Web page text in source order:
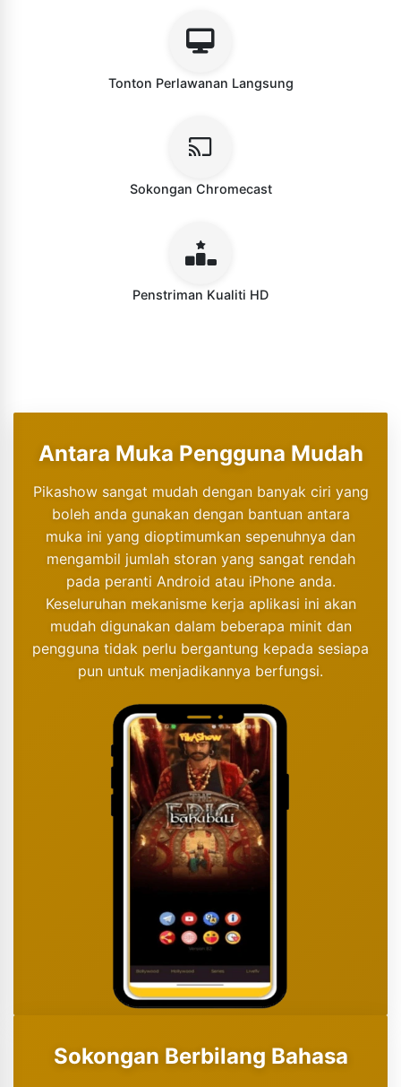
Tonton Perlawanan Langsung
Sokongan Chromecast
Penstriman Kualiti HD
Antara Muka Pengguna Mudah
Pikashow sangat mudah dengan banyak ciri yang
boleh anda gunakan dengan bantuan antara
muka ini yang dioptimumkan sepenuhnya dan
mengambil jumlah storan yang sangat rendah
pada peranti Android atau iPhone anda.
Keseluruhan mekanisme kerja aplikasi ini akan
mudah digunakan dalam beberapa minit dan
pengguna tidak perlu bergantung kepada sesiapa
pun untuk menjadikannya berfungsi.
Sokongan Berbilang Bahasa